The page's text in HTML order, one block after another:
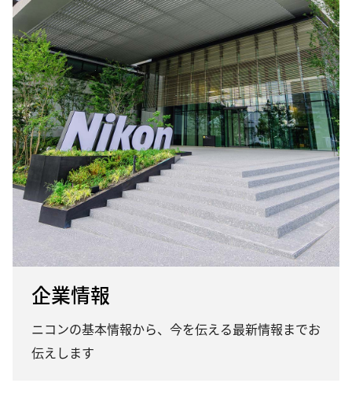
企業情報
ニコンの基本情報から、今を伝える最新情報までお
伝えします